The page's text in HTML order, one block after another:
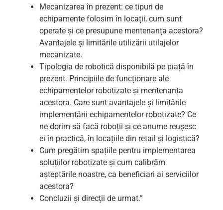
Mecanizarea în prezent: ce tipuri de
echipamente folosim în locații, cum sunt
operate și ce presupune mentenanța acestora?
Avantajele și limitările utilizării utilajelor
mecanizate.
Tipologia de robotică disponibilă pe piață în
prezent. Principiile de funcționare ale
echipamentelor robotizate și mentenanța
acestora. Care sunt avantajele și limitările
implementării echipamentelor robotizate? Ce
ne dorim să facă roboții și ce anume reușesc
ei în practică, în locațiile din retail și logistică?
Cum pregătim spațiile pentru implementarea
soluțiilor robotizate și cum calibrăm
așteptările noastre, ca beneficiari ai serviciilor
acestora?
Concluzii și direcții de urmat.”